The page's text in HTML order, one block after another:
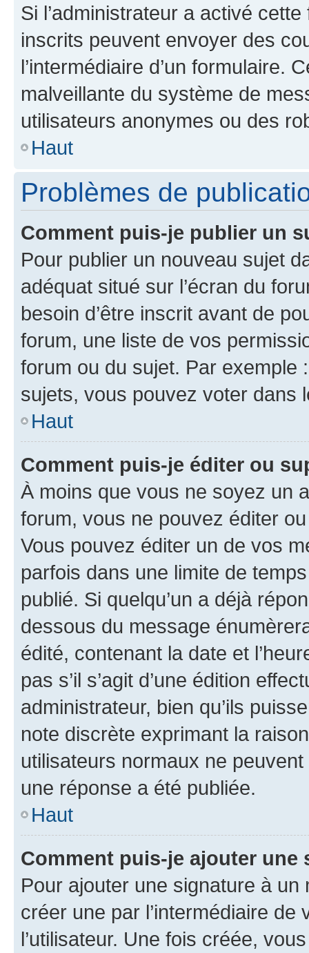
Si l’administrateur a activé
inscrits peuvent envoyer des
l’intermédiaire d’un formulaire.
malveillante du système de
utilisateurs anonymes ou des
Haut
Problèmes de
Comment puis-je publier un
Pour publier un nouveau sujet
adéquat situé sur l’écran du
besoin d’être inscrit avant de
forum, une liste de vos
forum ou du sujet. Par exemple
sujets, vous pouvez voter dans
Haut
Comment puis-je éditer ou
À moins que vous ne soyez un
forum, vous ne pouvez éditer
Vous pouvez éditer un de vos
parfois dans une limite de
publié. Si quelqu’un a déjà
dessous du message
édité, contenant la date et
pas s’il s’agit d’une édition
administrateur, bien qu’ils
note discrète exprimant la
utilisateurs normaux ne
une réponse a été publiée.
Haut
Comment puis-je ajouter une
Pour ajouter une signature à un
créer une par l’intermédiaire
l’utilisateur. Une fois créée,